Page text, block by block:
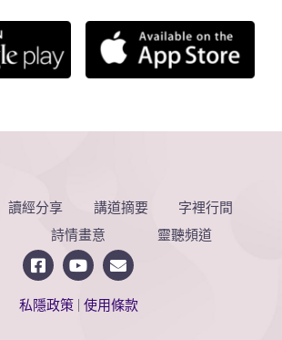
讀經分享 講道摘要
字裡行間
詩情畫意 靈聽頻道
私隱政策| 使用條款